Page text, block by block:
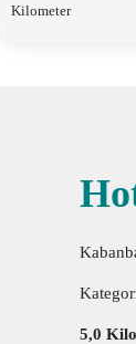
Kilometer
5,0